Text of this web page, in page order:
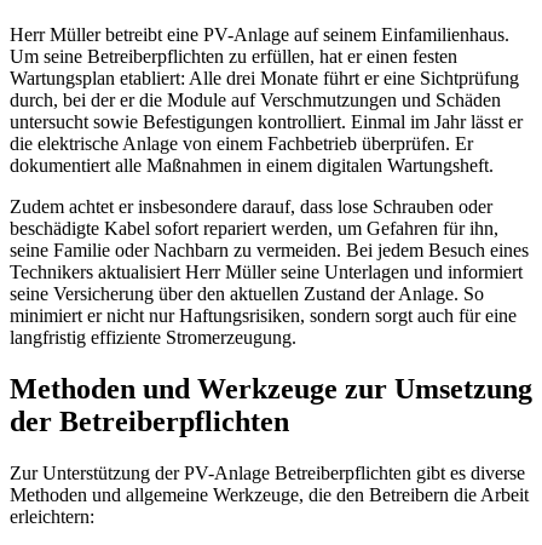
Herr Müller betreibt eine PV-Anlage auf seinem Einfamilienhaus.
Um seine Betreiberpflichten zu erfüllen, hat er einen festen
Wartungsplan etabliert: Alle drei Monate führt er eine Sichtprüfung
durch, bei der er die Module auf Verschmutzungen und Schäden
untersucht sowie Befestigungen kontrolliert. Einmal im Jahr lässt er
die elektrische Anlage von einem Fachbetrieb überprüfen. Er
dokumentiert alle Maßnahmen in einem digitalen Wartungsheft.
Zudem achtet er insbesondere darauf, dass lose Schrauben oder
beschädigte Kabel sofort repariert werden, um Gefahren für ihn,
seine Familie oder Nachbarn zu vermeiden. Bei jedem Besuch eines
Technikers aktualisiert Herr Müller seine Unterlagen und informiert
seine Versicherung über den aktuellen Zustand der Anlage. So
minimiert er nicht nur Haftungsrisiken, sondern sorgt auch für eine
langfristig effiziente Stromerzeugung.
Methoden und Werkzeuge zur Umsetzung
der Betreiberpflichten
Zur Unterstützung der PV-Anlage Betreiberpflichten gibt es diverse
Methoden und allgemeine Werkzeuge, die den Betreibern die Arbeit
erleichtern: